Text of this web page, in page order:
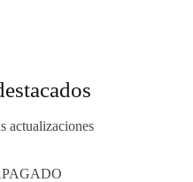
actualizaciones